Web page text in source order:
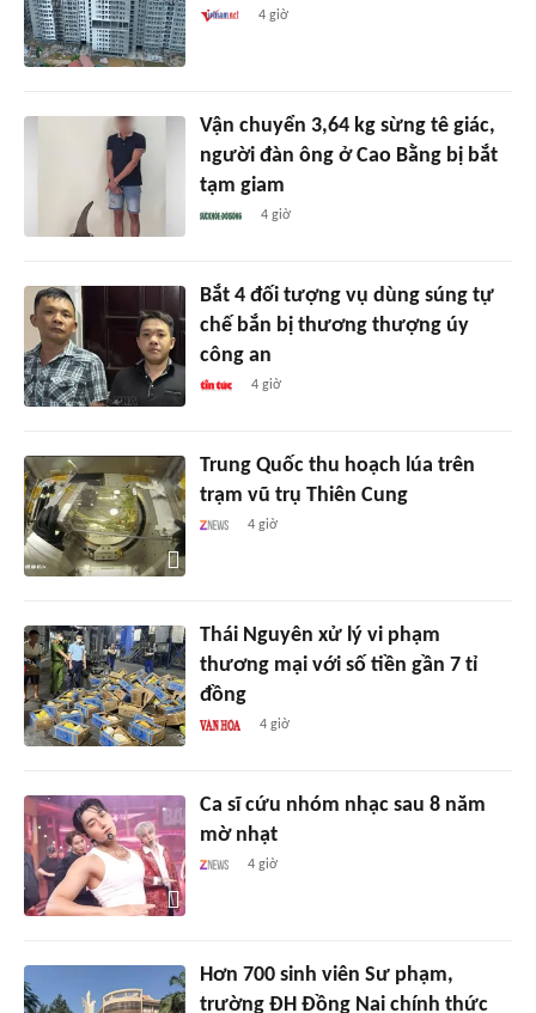
4 giờ
Vận chuyển 3,64 kg sừng tê giác,
người đàn ông ở Cao Bằng bị bắt
tạm giam
4 giờ
Bắt 4 đối tượng vụ dùng súng tự
chế bắn bị thương thượng úy
công an
4 giờ
Trung Quốc thu hoạch lúa trên
trạm vũ trụ Thiên Cung
4 giờ
Thái Nguyên xử lý vi phạm
thương mại với số tiền gần 7 tỉ
đồng
4 giờ
Ca sĩ cứu nhóm nhạc sau 8 năm
mờ nhạt
4 giờ
Hơn 700 sinh viên Sư phạm,
trường ĐH Đồng Nai chính thức